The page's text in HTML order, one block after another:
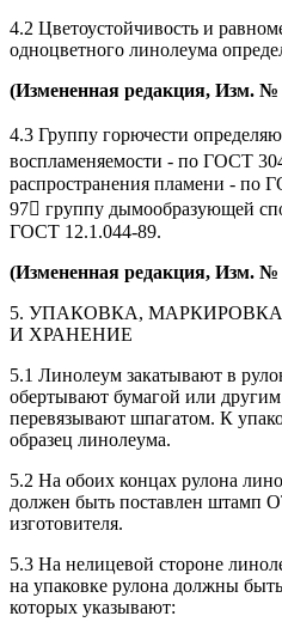
4.2 Цветоустойчивость и
одноцветного линолеума
(Измененная редакция, Изм. №
4.3 Группу горючести
воспламеняемости - по ГОСТ
распространения пламени -
97 группу дымообразующей
ГОСТ 12.1.044-89.
(Измененная редакция, Изм. №
5. УПАКОВКА,
И ХРАНЕНИЕ
5.1 Линолеум закатывают в
обертывают бумагой или
перевязывают шпагатом. К
образец линолеума.
5.2 На обоих концах рулона
должен быть поставлен штамп
изготовителя.
5.3 На нелицевой стороне
на упаковке рулона должны
которых указывают: